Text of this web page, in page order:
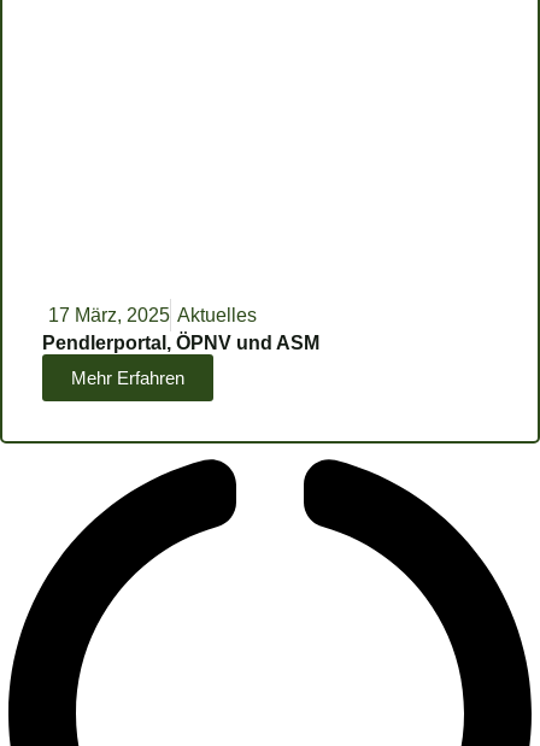
17 März, 2025 Aktuelles
Pendlerportal, ÖPNV und ASM
Mehr Erfahren